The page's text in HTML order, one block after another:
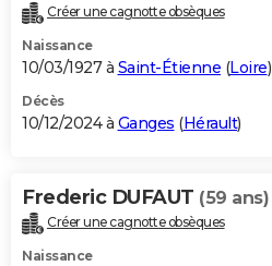
Créer une cagnotte obsèques
Naissance
10/03/1927 à Saint-Étienne (Loire)
Décès
10/12/2024 à Ganges (Hérault)
Frederic DUFAUT (59 ans)
Créer une cagnotte obsèques
Naissance